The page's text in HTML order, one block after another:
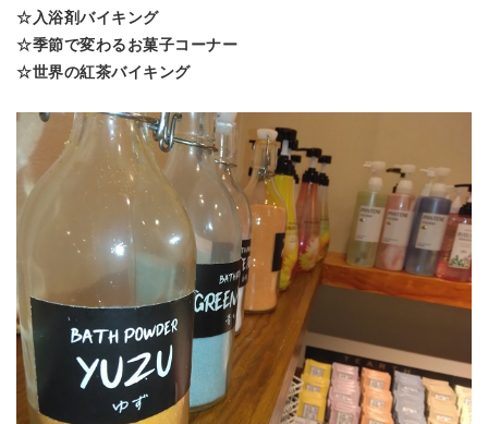
☆入浴剤バイキング
☆季節で変わるお菓子コーナー
☆世界の紅茶バイキング